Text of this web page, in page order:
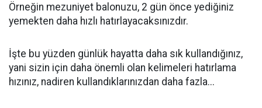
Örneğin mezuniyet balonuzu, 2 gün önce yediğiniz
yemekten daha hızlı hatırlayacaksınızdır.
İşte bu yüzden günlük hayatta daha sık kullandığınız,
yani sizin için daha önemli olan kelimeleri hatırlama
hızınız, nadiren kullandıklarınızdan daha fazla...